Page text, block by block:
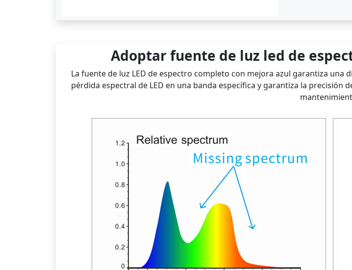
Adoptar fuente de luz led de
La fuente de luz LED de espectro completo con mejora azul garantiza
pérdida espectral de LED en una banda específica y garantiza la